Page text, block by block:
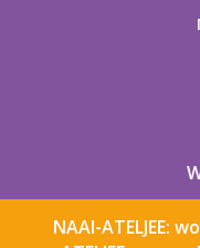
NAAI-ATELJEE: